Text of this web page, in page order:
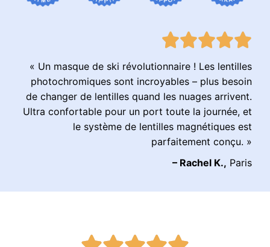
« Un masque de ski révolutionnaire ! Les lentilles
photochromiques sont incroyables – plus besoin
de changer de lentilles quand les nuages arrivent.
Ultra confortable pour un port toute la journée, et
le système de lentilles magnétiques est
parfaitement conçu. »
– Rachel K., Paris